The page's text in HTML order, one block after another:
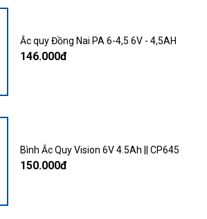
Ắc quy Đồng Nai PA 6-4,5 6V - 4,5AH
146.000đ
Bình Ắc Quy Vision 6V 4.5Ah || CP645
150.000đ